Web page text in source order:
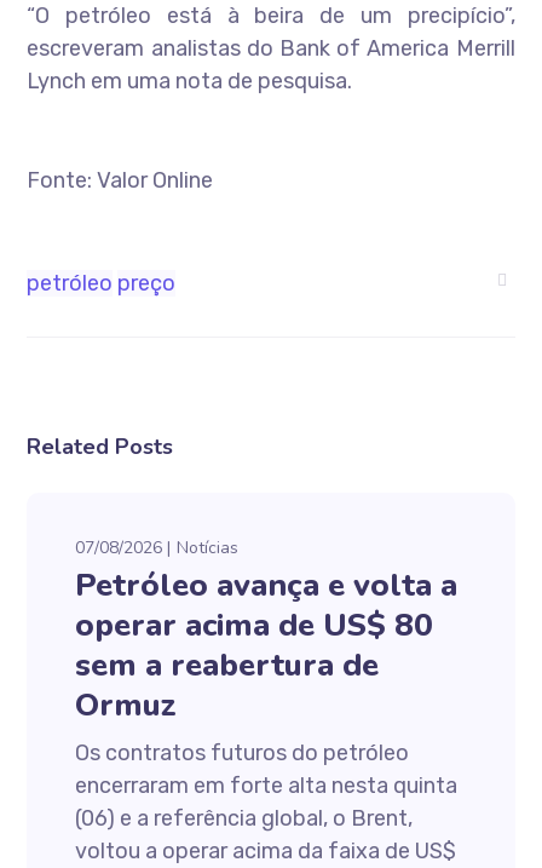
“O petróleo está à beira de um precipício”,
escreveram analistas do Bank of America Merrill
Lynch em uma nota de pesquisa.
Fonte: Valor Online
petróleo preço
Related Posts
07/08/2026 Notícias
Petróleo avança e volta a
operar acima de US$ 80
sem a reabertura de
Ormuz
Os contratos futuros do petróleo
encerraram em forte alta nesta quinta
(06) e a referência global, o Brent,
voltou a operar acima da faixa de US$